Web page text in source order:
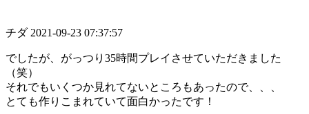
チダ 2021-09-23 07:37:57
でしたが、がっつり35時間プレイさせていただきました
（笑）
それでもいくつか見れてないところもあったので、、、
とても作りこまれていて面白かったです！